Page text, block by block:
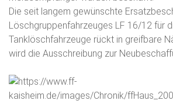
Die seit langem gewünschte
Löschgruppenfahrzeuges LF 16/12 für
Tanklöschfahrzeuge rückt in greifbare
wird die Ausschreibung zur